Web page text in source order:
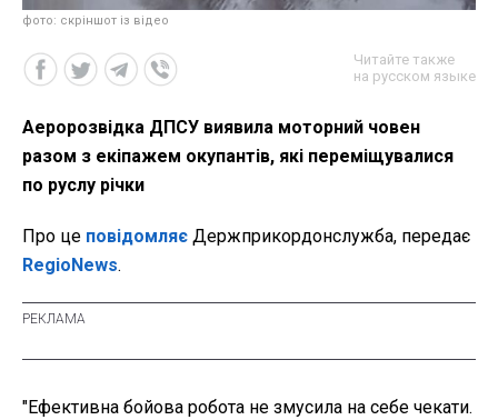
фото: скріншот із відео
Читайте также
на русском языке
Аеророзвідка ДПСУ виявила моторний човен
разом з екіпажем окупантів, які переміщувалися
по руслу річки
Про це повідомляє Держприкордонслужба, передає
RegioNews.
"Ефективна бойова робота не змусила на себе чекати.